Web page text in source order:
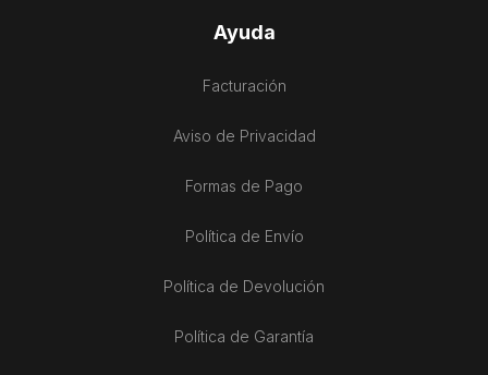
Ayuda
Facturación
Aviso de Privacidad
Formas de Pago
Política de Envío
Política de Devolución
Política de Garantía